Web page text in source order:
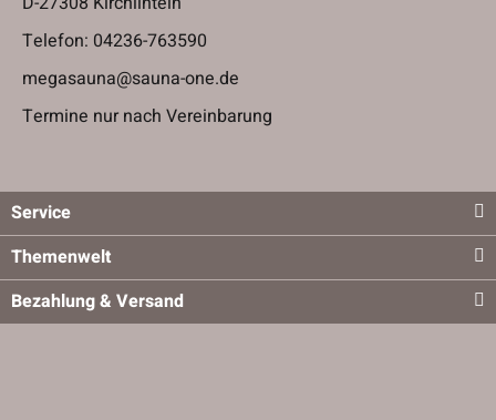
Telefon: 04236-763590
megasauna@sauna-one.de
Termine nur nach Vereinbarung
Service
Themenwelt
Bezahlung & Versand